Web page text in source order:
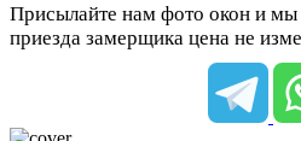
Присылайте нам фото окон и мы
приезда замерщика цена не